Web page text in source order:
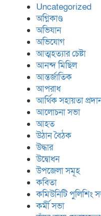
Uncategorized
অগ্নিকাণ্ড
অভিযান
অভিযোগ
আত্মহত্যার চেষ্টা
আনন্দ মিছিল
আন্তর্জাতিক
আপরাধ
আর্থিক সহায়তা
আলোচনা সভা
আহত
উঠান বৈঠক
উদ্ধার
উদ্বোধন
উপজেলা সমূহ
কবিতা
কমিউনিটি পুলিশিং
কর্মী সভা